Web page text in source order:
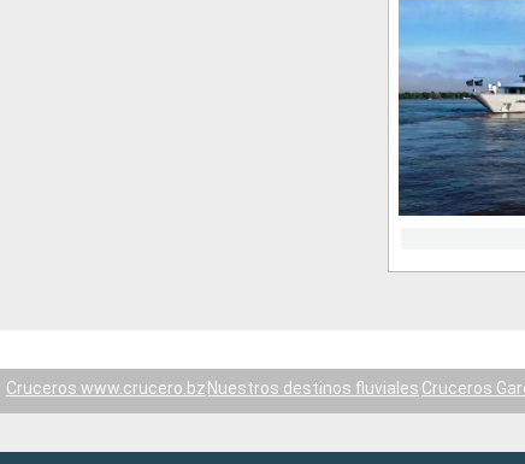
Cruceros www.crucero.bz Nuestros destinos fluviales Cruceros